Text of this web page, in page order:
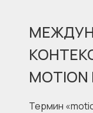
MOTION
Термин